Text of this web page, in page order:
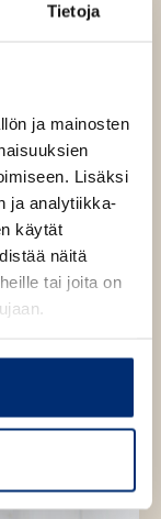
Tietoja
ja mainosten
Lisäksi
ja analytiikka-
käytät
näitä
tai joita on